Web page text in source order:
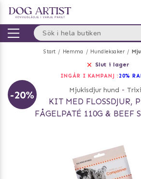
Start Hemma Hundleksaker
Slut i lager
INGÅR I KAMPANJ : 20%
-20% Mjukisdjur hund -
KIT MED FLOSSDJUR,
FÅGELPATÉ 110G & BEEF